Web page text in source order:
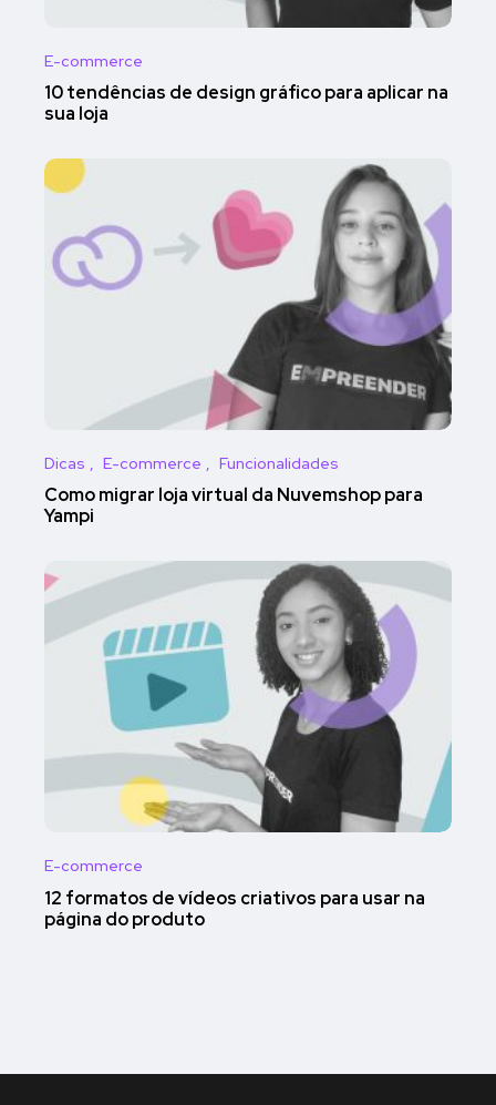
E-commerce
10 tendências de design gráfico para aplicar na
sua loja
Dicas E-commerce Funcionalidades
Como migrar loja virtual da Nuvemshop para
Yampi
E-commerce
12 formatos de vídeos criativos para usar na
página do produto